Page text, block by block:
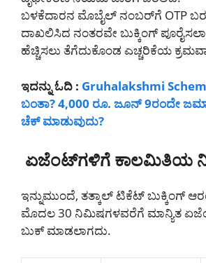
ಬಳಕೆದಾರನ ಮೊಬೈಲ್ ನಂಬರ್‌ಗೆ OTP
ದಾಖಲಿಸಿದ ನಂತರವೇ ಬುಕ್ಕಿಂಗ್
ಹೆಚ್ಚಿಸಲು ತೆಗೆದುಕೊಂಡ ಎಚ್ಚರಿಕೆಯ
ಇದನ್ನು ಓದಿ : Gruhalakshmi
ಬಂತಾ? 4,000 ರೂ. ಜೂನ್‌ 9ರಂದೇ
ಚೆಕ್ ಮಾಡುವುದು?
ಏಜೆಂಟ್‌ಗಳಿಗೆ
ಇನ್ನುಮುಂದೆ, ತತ್ಕಾಲ್ ಟಿಕೆಟ್ ಬುಕ್ಕಿಂಗ್
ಮೊದಲ 30 ನಿಮಿಷಗಳವರೆಗೆ ಮಾನ್ಯಿತ
ಬುಕ್ ಮಾಡಲಾಗದು.